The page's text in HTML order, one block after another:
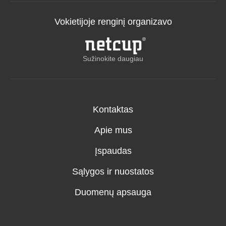
Vokietijoje renginį organizavo
Sužinokite daugiau
Kontaktas
Apie mus
Įspaudas
Sąlygos ir nuostatos
Duomenų apsauga